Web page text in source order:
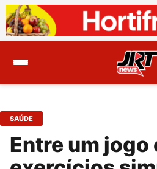
SAÚDE
Entre um jogo